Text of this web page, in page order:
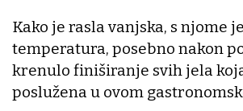
Kako je rasla vanjska, s njome
temperatura, posebno nakon
krenulo finiširanje svih jela
poslužena u ovom